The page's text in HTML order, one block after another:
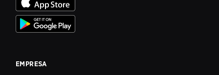
EMPRESA